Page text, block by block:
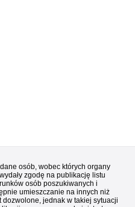
osób, wobec których organy
zgodę na publikację listu
osób poszukiwanych i
umieszczanie na innych niż
jednak w takiej sytuacji